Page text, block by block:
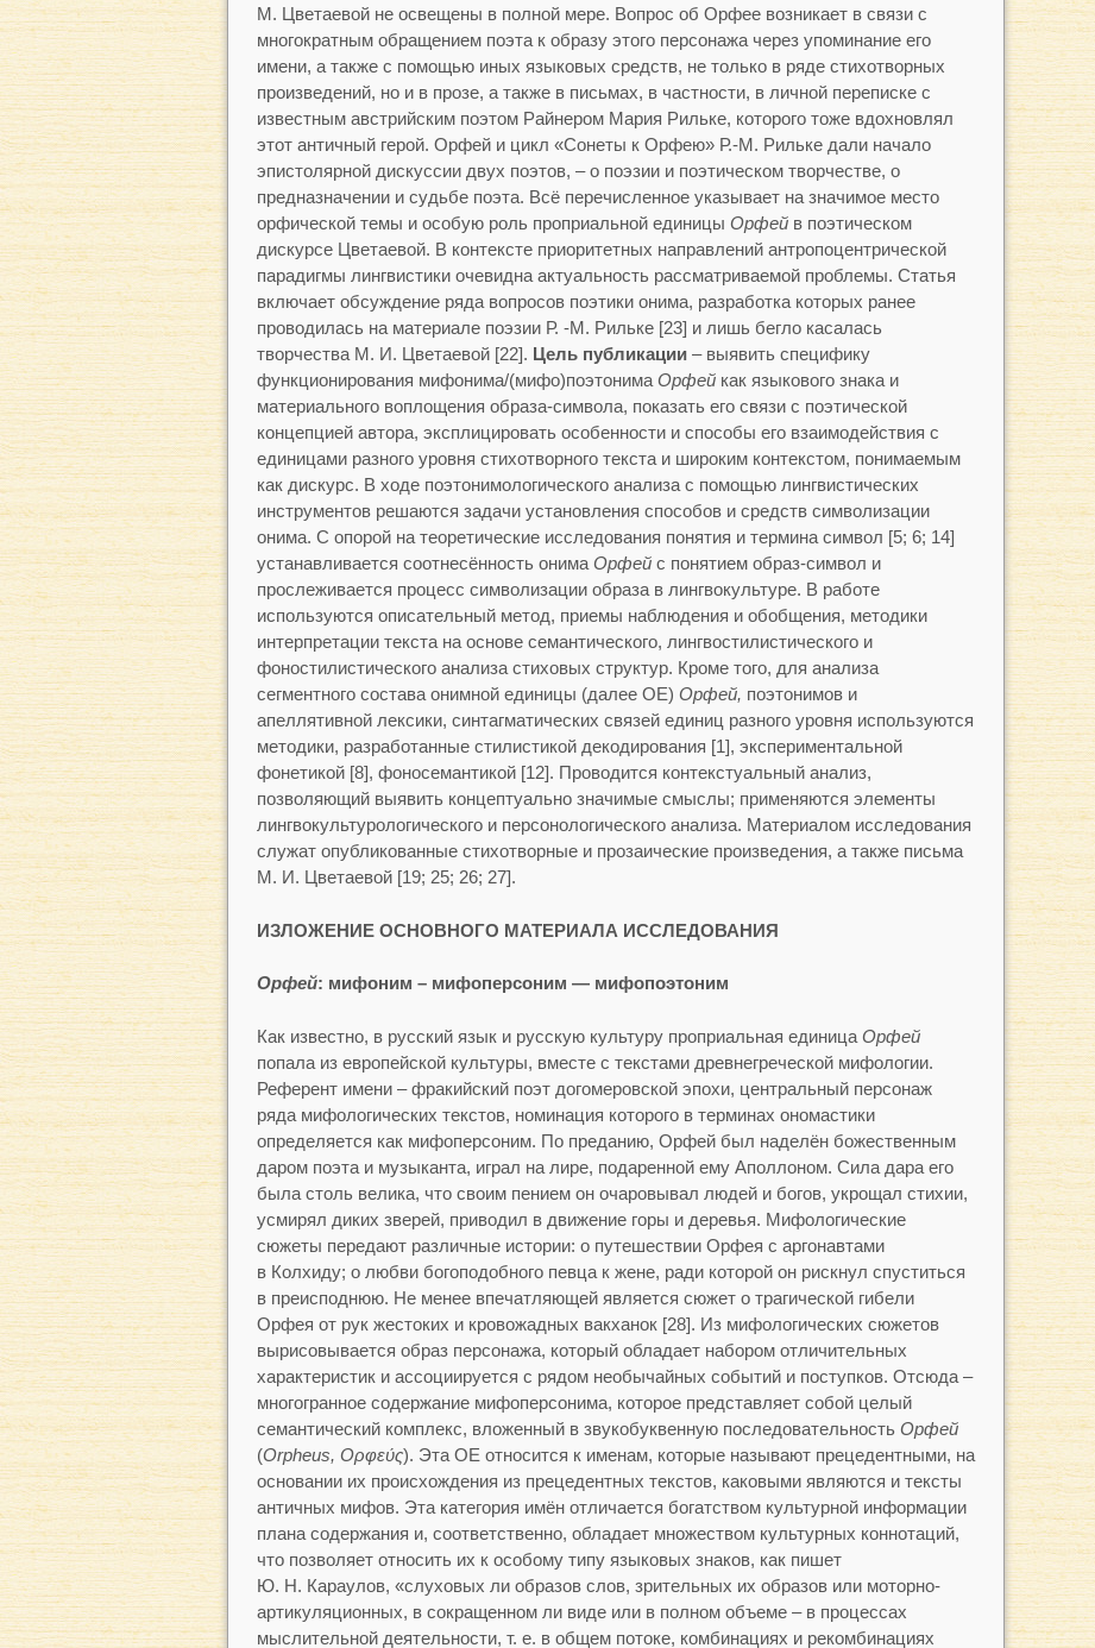
М. Цветаевой не освещены в полной мере. Вопрос об Орфее возникает в связи с
многократным обращением поэта к образу этого персонажа через упоминание его
имени, а также с помощью иных языковых средств, не только в ряде стихотворных
произведений, но и в прозе, а также в письмах, в частности, в личной переписке с
известным австрийским поэтом Райнером Мария Рильке, которого тоже вдохновлял
этот античный герой. Орфей и цикл «Сонеты к Орфею» Р.-М. Рильке дали начало
эпистолярной дискуссии двух поэтов, – о поэзии и поэтическом творчестве, о
предназначении и судьбе поэта. Всё перечисленное указывает на значимое место
орфической темы и особую роль проприальной единицы Орфейв поэтическом
дискурсе Цветаевой. В контексте приоритетных направлений антропоцентрической
парадигмы лингвистики очевидна актуальность рассматриваемой проблемы. Статья
включает обсуждение ряда вопросов поэтики онима, разработка которых ранее
проводилась на материале поэзии Р. -М. Рильке [23] и лишь бегло касалась
творчества М. И. Цветаевой [22]. Цель публикации– выявить специфику
функционирования мифонима/(мифо)поэтонима Орфейкак языкового знака и
материального воплощения образа-символа, показать его связи с поэтической
концепцией автора, эксплицировать особенности и способы его взаимодействия с
единицами разного уровня стихотворного текста и широким контекстом, понимаемым
как дискурс. В ходе поэтонимологического анализа с помощью лингвистических
инструментов решаются задачи установления способов и средств символизации
онима. С опорой на теоретические исследования понятия и термина символ [5; 6; 14]
устанавливается соотнесённость онима Орфейс понятием образ-символ и
прослеживается процесс символизации образа в лингвокультуре. В работе
используются описательный метод, приемы наблюдения и обобщения, методики
интерпретации текста на основе семантического, лингвостилистического и
фоностилистического анализа стиховых структур. Кроме того, для анализа
сегментного состава онимной единицы (далее ОЕ) Орфей, поэтонимов и
апеллятивной лексики, синтагматических связей единиц разного уровня используются
методики, разработанные стилистикой декодирования [1], экспериментальной
фонетикой [8], фоносемантикой [12]. Проводится контекстуальный анализ,
позволяющий выявить концептуально значимые смыслы; применяются элементы
лингвокультурологического и персонологического анализа. Материалом исследования
служат опубликованные стихотворные и прозаические произведения, а также письма
М. И. Цветаевой [19; 25; 26; 27].
ИЗЛОЖЕНИЕ ОСНОВНОГО МАТЕРИАЛА ИССЛЕДОВАНИЯ
Орфей: мифоним – мифоперсоним — мифопоэтоним
Как известно, в русский язык и русскую культуру проприальная единица Орфей
попала из европейской культуры, вместе с текстами древнегреческой мифологии.
Референт имени – фракийский поэт догомеровской эпохи, центральный персонаж
ряда мифологических текстов, номинация которого в терминах ономастики
определяется как мифоперсоним. По преданию, Орфей был наделён божественным
даром поэта и музыканта, играл на лире, подаренной ему Аполлоном. Сила дара его
была столь велика, что своим пением он очаровывал людей и богов, укрощал стихии,
усмирял диких зверей, приводил в движение горы и деревья. Мифологические
сюжеты передают различные истории: о путешествии Орфея с аргонавтами
в Колхиду; о любви богоподобного певца к жене, ради которой он рискнул спуститься
в преисподнюю. Не менее впечатляющей является сюжет о трагической гибели
Орфея от рук жестоких и кровожадных вакханок [28]. Из мифологических сюжетов
вырисовывается образ персонажа, который обладает набором отличительных
характеристик и ассоциируется с рядом необычайных событий и поступков. Отсюда –
многогранное содержание мифоперсонима, которое представляет собой целый
семантический комплекс, вложенный в звукобуквенную последовательность Орфей
(Orpheus, Ορφεύς). Эта ОЕ относится к именам, которые называют прецедентными, на
основании их происхождения из прецедентных текстов, каковыми являются и тексты
античных мифов. Эта категория имён отличается богатством культурной информации
плана содержания и, соответственно, обладает множеством культурных коннотаций,
что позволяет относить их к особому типу языковых знаков, как пишет
Ю. Н. Караулов, «слуховых ли образов слов, зрительных их образов или моторно-
артикуляционных, в сокращенном ли виде или в полном объеме – в процессах
мыслительной деятельности, т. е. в общем потоке, комбинациях и рекомбинациях